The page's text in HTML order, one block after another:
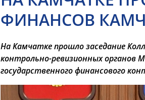
ФИНАНСОВ
На Камчатке прошло заседание
контрольно-ревизионных органов
государственного финансового